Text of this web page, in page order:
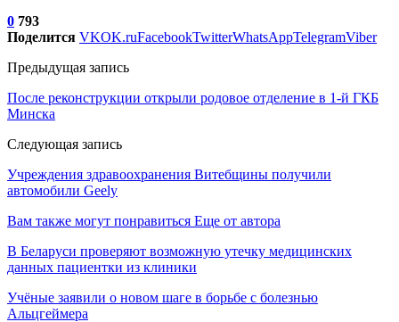
0 793
Поделится VKOK.ruFacebookTwitterWhatsAppTelegramViber
Предыдущая запись
После реконструкции открыли родовое отделение в 1-й ГКБ
Минска
Следующая запись
Учреждения здравоохранения Витебщины получили
автомобили Geely
Вам также могут понравиться Еще от автора
В Беларуси проверяют возможную утечку медицинских
данных пациентки из клиники
Учёные заявили о новом шаге в борьбе с болезнью
Альцгеймера